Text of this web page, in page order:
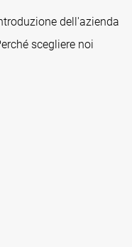
dell'azienda
scegliere noi